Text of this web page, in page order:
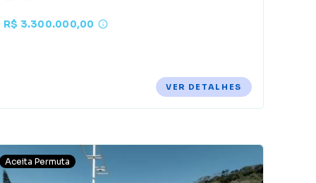
R$ 3.300.000,00
VER DETALHES
Aceita Permuta